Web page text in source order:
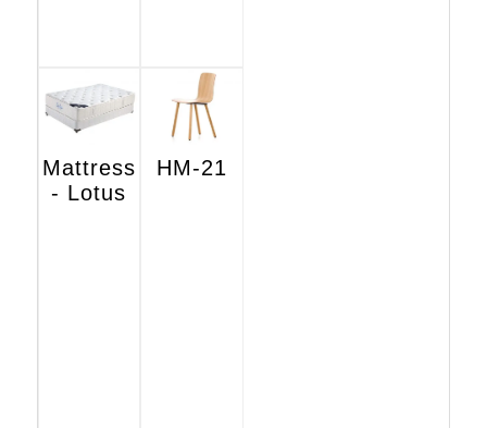
Mattress
- Lotus
HM-21